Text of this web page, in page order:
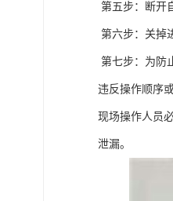
第五步：断开
第六步：关掉
第七步：为防
违反操作顺序
现场操作人员
泄漏。